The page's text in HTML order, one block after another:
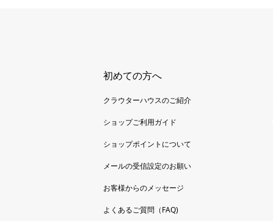
初めての方へ
クラウターハウスのご紹介
ショップご利用ガイド
ショップポイントについて
メールの受信設定のお願い
お客様からのメッセージ
よくあるご質問（FAQ)